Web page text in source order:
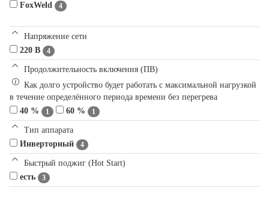
FoxWeld
4
Напряжение сети
220 В
4
Продолжительность включения (ПВ)
Как долго устройство будет работать с максимальной нагрузкой
в течение определённого периода времени без перегрева
40 %
1 60 % 1
Тип аппарата
Инверторный
4
Быстрый поджиг (Hot Start)
есть
3